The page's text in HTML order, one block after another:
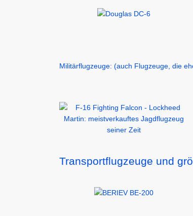
Militärflugzeuge: (auch Flugzeuge, die
Transportflugzeuge und